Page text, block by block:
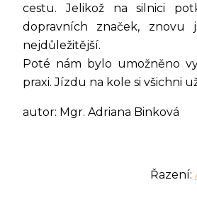
cestu. Jelikož na silnici
dopravních značek, znovu
nejdůležitější.
Poté nám bylo umožněno
praxi. Jízdu na kole si všichni
autor: Mgr. Adriana Binková
Řazení: